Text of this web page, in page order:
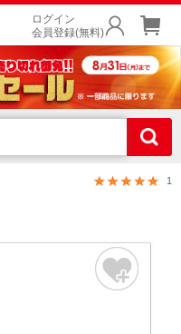
ログイン
会員登録(無料)
1